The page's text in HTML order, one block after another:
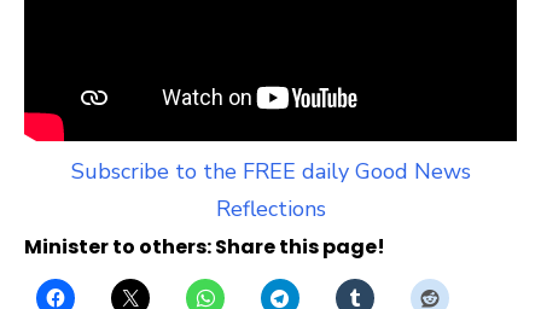
Subscribe to the FREE daily Good News
Reflections
Minister to others: Share this page!